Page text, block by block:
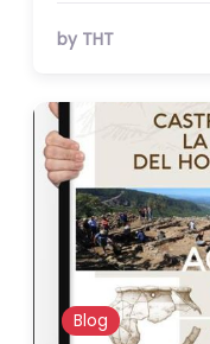
by THT
Blog